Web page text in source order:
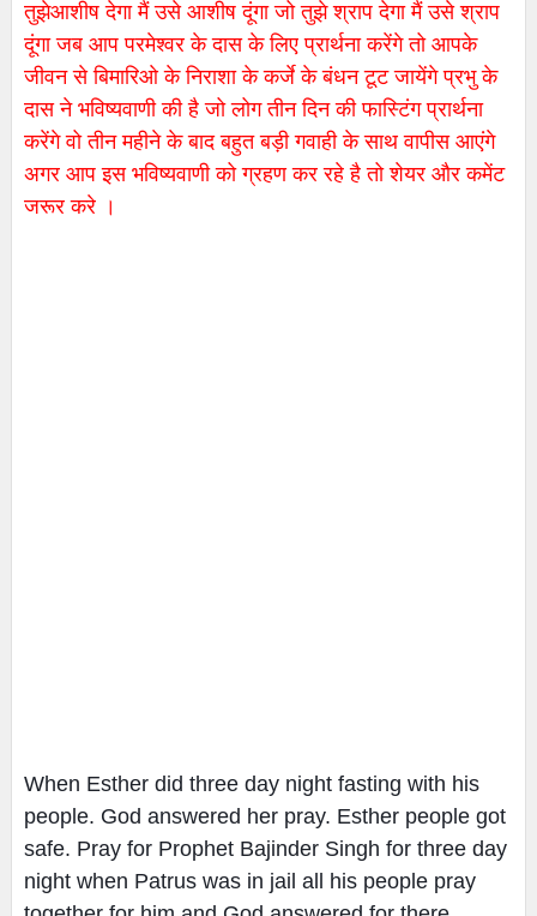
तुझेआशीष देगा मैं उसे आशीष दूंगा जो तुझे श्राप देगा मैं उसे श्राप
दूंगा जब आप परमेश्वर के दास के लिए प्रार्थना करेंगे तो आपके
जीवन से बिमारिओ के निराशा के कर्जे के बंधन टूट जायेंगे प्रभु के
दास ने भविष्यवाणी की है जो लोग तीन दिन की फास्टिंग प्रार्थना
करेंगे वो तीन महीने के बाद बहुत बड़ी गवाही के साथ वापीस आएंगे
अगर आप इस भविष्यवाणी को ग्रहण कर रहे है तो शेयर और कमेंट
जरूर करे ।
When Esther did three day night fasting with his
people. God answered her pray. Esther people got
safe. Pray for Prophet Bajinder Singh for three day
night when Patrus was in jail all his people pray